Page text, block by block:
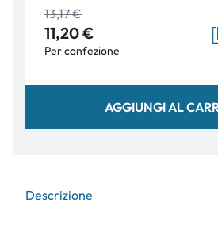
13,17 €
11,20 €
Per confezione
AGGIUNGI AL
Descrizione